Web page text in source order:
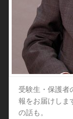
受験生・保護者
報をお届けしま
の話も。